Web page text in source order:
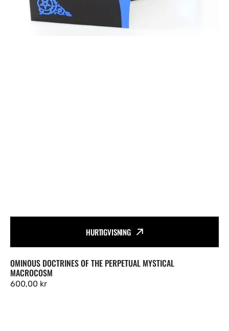
HURTIGVISNING
Vendor:
OMINOUS DOCTRINES OF THE PERPETUAL MYSTICAL
MACROCOSM
Ordinær
600,00 kr